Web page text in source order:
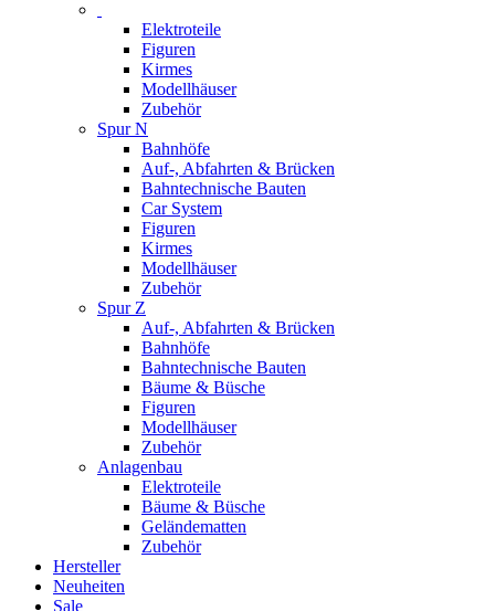
Elektroteile
Figuren
Kirmes
Modellhäuser
Zubehör
Spur N
Bahnhöfe
Auf-, Abfahrten & Brücken
Bahntechnische Bauten
Car System
Figuren
Kirmes
Modellhäuser
Zubehör
Spur Z
Auf-, Abfahrten & Brücken
Bahnhöfe
Bahntechnische Bauten
Bäume & Büsche
Figuren
Modellhäuser
Zubehör
Anlagenbau
Elektroteile
Bäume & Büsche
Geländematten
Zubehör
Hersteller
Neuheiten
Sale